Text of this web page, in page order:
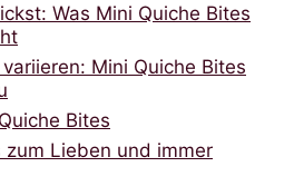
Was Mini Quiche Bites
Mini Quiche Bites
Bites
zum Lieben und immer